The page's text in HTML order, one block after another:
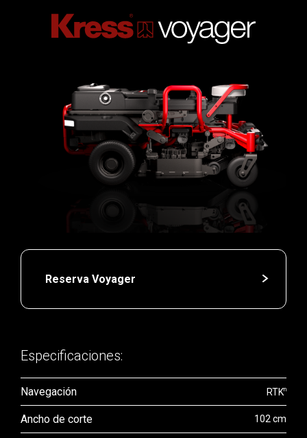
Reserva Voyager
Especificaciones:
Navegación RTKn
Ancho de corte 102 cm